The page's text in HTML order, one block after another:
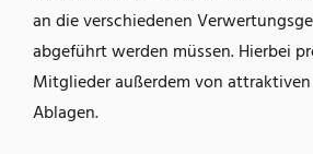
an die verschiedenen
abgeführt werden müssen. Hierbei
Mitglieder außerdem von
Ablagen.